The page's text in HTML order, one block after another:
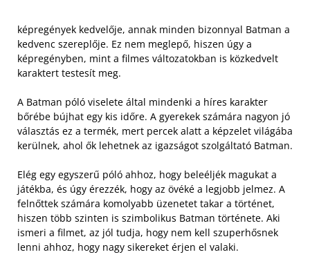
képregények kedvelője, annak minden bizonnyal Batman a
kedvenc szereplője. Ez nem meglepő, hiszen úgy a
képregényben, mint a filmes változatokban is közkedvelt
karaktert testesít meg.
A Batman póló viselete által mindenki a híres karakter
bőrébe bújhat egy kis időre. A gyerekek számára nagyon jó
választás ez a termék, mert percek alatt a képzelet világába
kerülnek, ahol ők lehetnek az igazságot szolgáltató Batman.
Elég egy egyszerű póló ahhoz, hogy beleéljék magukat a
játékba, és úgy érezzék, hogy az övéké a legjobb jelmez. A
felnőttek számára komolyabb üzenetet takar a történet,
hiszen több szinten is szimbolikus Batman története. Aki
ismeri a filmet, az jól tudja, hogy nem kell szuperhősnek
lenni ahhoz, hogy nagy sikereket érjen el valaki.